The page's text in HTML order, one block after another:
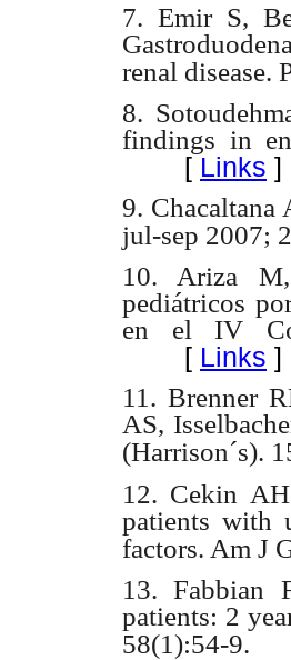
7. Emir S,
renal disease.
8.
findings in
[ Links ]
9. Chacaltana
jul-sep 2007;
10. Ariza M,
pediátricos
en el IV
[ Links ]
11. Brenner
AS,
(Harrison´s).
12. Cekin
patients with
factors. Am J
13. Fabbian
patients: 2
58(1):54-9.